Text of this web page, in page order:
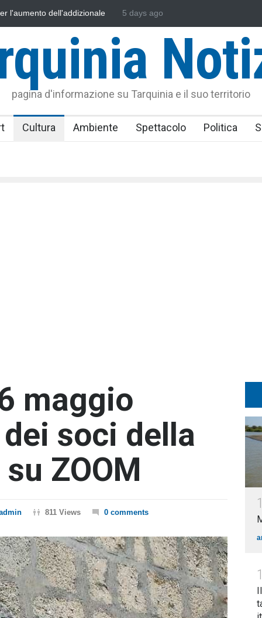
Provinciale di Viterbo Vincenzo Ferri, un Eroe
5 days ago
pagina d'informazione su Tarquinia e il suo territorio
Cultura Ambiente Spettacolo Politica
maggio
soci della
ZOOM
811 Views 0 comments